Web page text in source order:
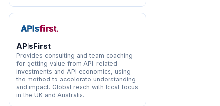
APIsFirst
Provides consulting and team coaching
for getting value from API-related
investments and API economics, using
the method to accelerate understanding
and impact. Global reach with local focus
in the UK and Australia.